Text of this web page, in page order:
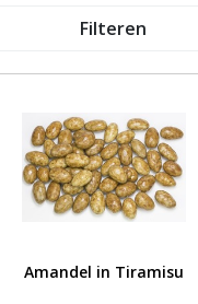
Filteren
Amandel in Tiramisu